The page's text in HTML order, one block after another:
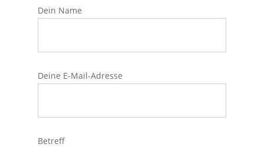
Dein Name
Deine E-Mail-Adresse
Betreff